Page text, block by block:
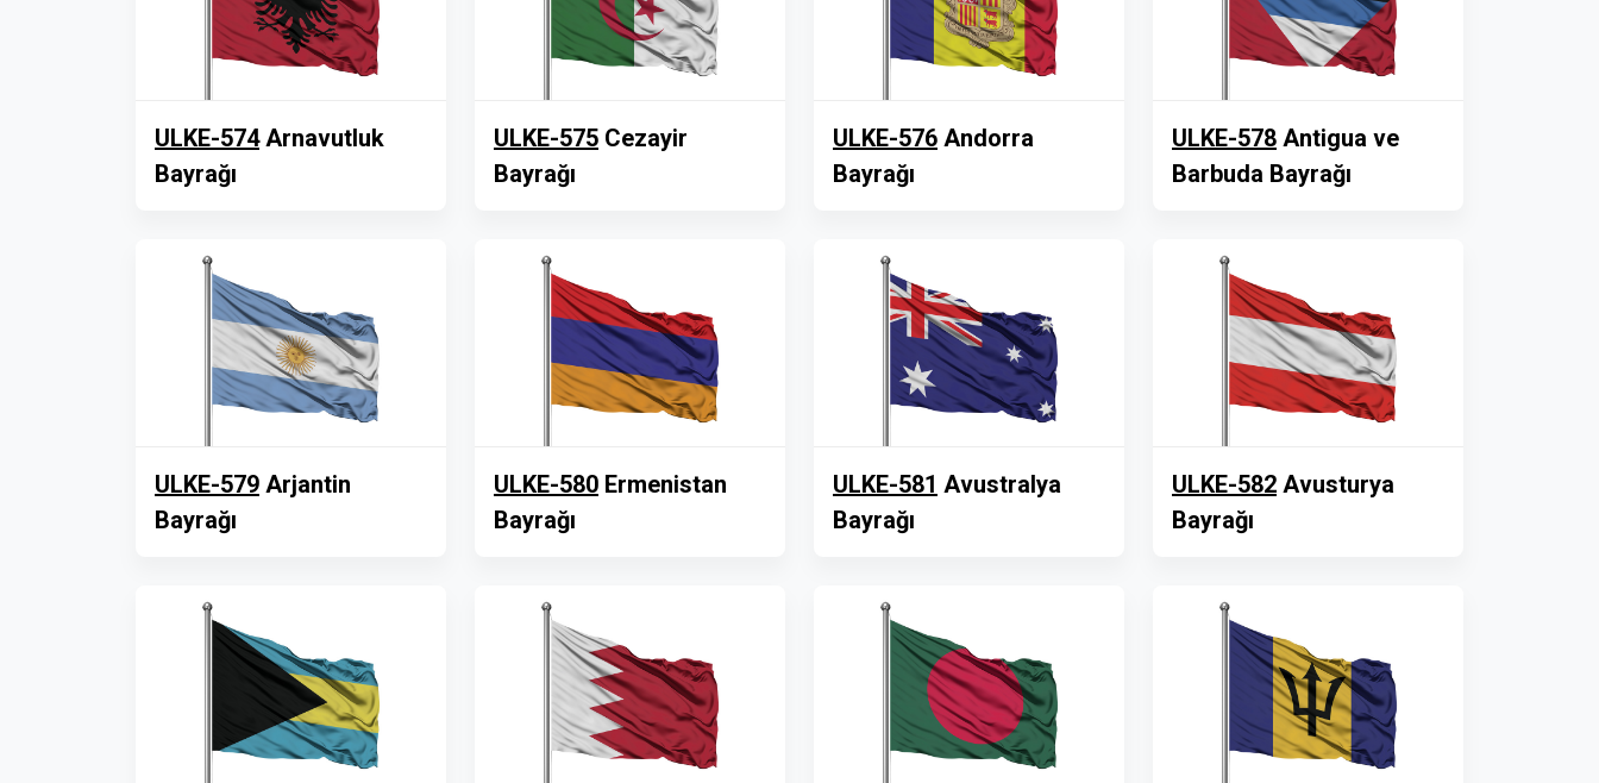
ULKE-574Arnavutluk
Bayrağı
ULKE-575 Cezayir
Bayrağı
ULKE-576 Andorra
Bayrağı
ULKE-578 Antigua ve
Barbuda Bayrağı
ULKE-579 Arjantin
Bayrağı
ULKE-580 Ermenistan
Bayrağı
ULKE-581 Avustralya
Bayrağı
ULKE-582 Avusturya
Bayrağı